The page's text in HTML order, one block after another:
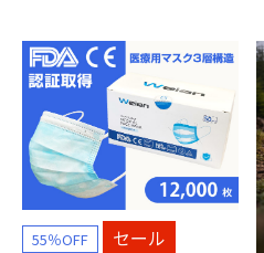
55％OFF セール